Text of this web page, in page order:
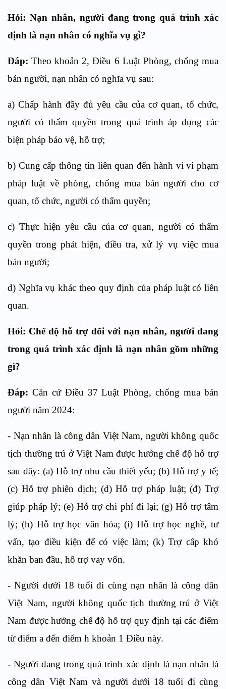
Hỏi: Nạn nhân, người đang trong quá trình xác
định là nạn nhân có nghĩa vụ gì?
Đáp:Theo khoản 2, Điều 6 Luật Phòng, chống mua
bán người, nạn nhân có nghĩa vụ sau:
a) Chấp hành đầy đủ yêu cầu của cơ quan, tổ chức,
người có thẩm quyền trong quá trình áp dụng các
biện pháp bảo vệ, hỗ trợ;
b) Cung cấp thông tin liên quan đến hành vi vi phạm
pháp luật về phòng, chống mua bán người cho cơ
quan, tổ chức, người có thẩm quyền;
c) Thực hiện yêu cầu của cơ quan, người có thẩm
quyền trong phát hiện, điều tra, xử lý vụ việc mua
bán người;
d) Nghĩa vụ khác theo quy định của pháp luật có liên
quan.
Hỏi: Chế độ hỗ trợ đối với nạn nhân, người đang
trong quá trình xác định là nạn nhân gồm những
gì?
Đáp: Căn cứ Điều 37 Luật Phòng, chống mua bán
người năm 2024:
- Nạn nhân là công dân Việt Nam, người không quốc
tịch thường trú ở Việt Nam được hưởng chế độ hỗ trợ
sau đây: (a) Hỗ trợ nhu cầu thiết yếu; (b) Hỗ trợ y tế;
(c) Hỗ trợ phiên dịch; (d) Hỗ trợ pháp luật; (đ) Trợ
giúp pháp lý; (e) Hỗ trợ chi phí đi lại; (g) Hỗ trợ tâm
lý; (h) Hỗ trợ học văn hóa; (i) Hỗ trợ học nghề, tư
vấn, tạo điều kiện để có việc làm; (k) Trợ cấp khó
khăn ban đầu, hỗ trợ vay vốn.
- Người dưới 18 tuổi đi cùng nạn nhân là công dân
Việt Nam, người không quốc tịch thường trú ở Việt
Nam được hưởng chế độ hỗ trợ quy định tại các điểm
từ điểm a đến điểm h khoản 1 Điều này.
- Người đang trong quá trình xác định là nạn nhân là
công dân Việt Nam và người dưới 18 tuổi đi cùng